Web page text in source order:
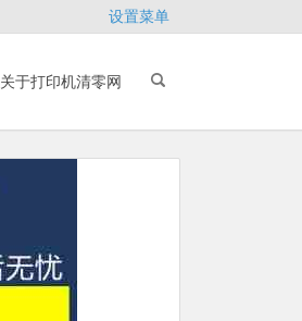
设置菜单
关于打印机清零网